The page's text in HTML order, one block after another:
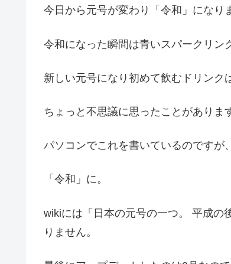
今日から元号が変わり「令和」になり
令和になった瞬間は青いスパークリン
新しい元号になり初めて飲むドリンク
ちょっと不思議に思ったことがありま
パソコンでこれを書いているのですが
「令和」に。
wikiには「日本の元号の一つ。 平成の
りません。